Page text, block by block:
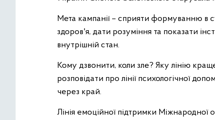
Мета кампанії – сприяти формуванню в
здоров'я, дати розуміння та показати
внутрішній стан.
Кому дзвонити, коли зле? Яку лінію
розповідати про лінії психологічної
через край.
Лінія емоційної підтримки Міжнародної